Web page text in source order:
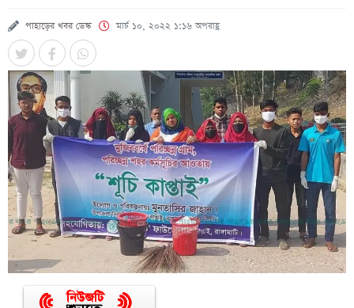
পাহাড়ের খবর ডেস্ক মার্চ ১০, ২০২২ ১:১৬ অপরাহ্ণ